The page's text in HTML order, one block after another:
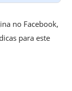
no Facebook,
para este